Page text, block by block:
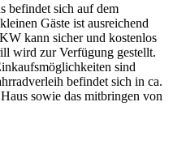
befindet sich auf dem
Gäste ist ausreichend
kann sicher und kostenlos
wird zur Verfügung gestellt.
sind
befindet sich in ca.
sowie das mitbringen von